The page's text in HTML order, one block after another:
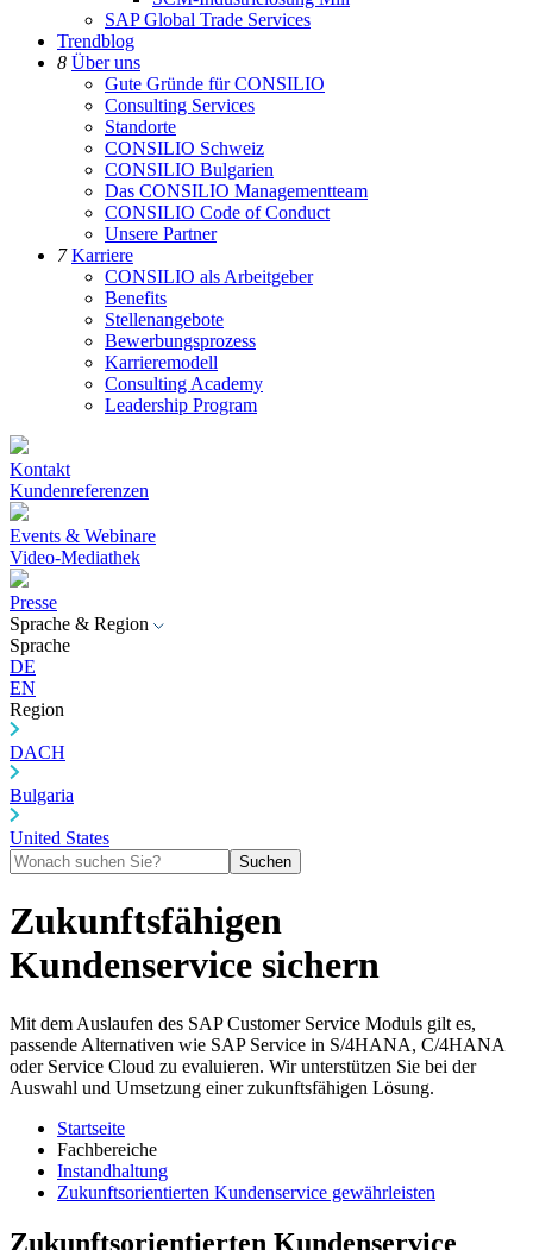
SAP Global Trade Services
Trendblog
8 Über uns
Gute Gründe für CONSILIO
Consulting Services
Standorte
CONSILIO Schweiz
CONSILIO Bulgarien
Das CONSILIO Managementteam
CONSILIO Code of Conduct
Unsere Partner
7Karriere
CONSILIO als Arbeitgeber
Benefits
Stellenangebote
Bewerbungsprozess
Karrieremodell
Consulting Academy
Leadership Program
Kontakt
Kundenreferenzen
Events & Webinare
Video-Mediathek
Presse
Sprache & Region
Sprache
DE
EN
Region
DACH
Bulgaria
United States
Suchen
Zukunftsfähigen
Kundenservice sichern
Mit dem Auslaufen des SAP Customer Service Moduls gilt es,
passende Alternativen wie SAP Service in S/4HANA, C/4HANA
oder Service Cloud zu evaluieren. Wir unterstützen Sie bei der
Auswahl und Umsetzung einer zukunftsfähigen Lösung.
Startseite
Fachbereiche
Instandhaltung
Zukunftsorientierten Kundenservice gewährleisten
Zukunftsorientierten Kundenservice